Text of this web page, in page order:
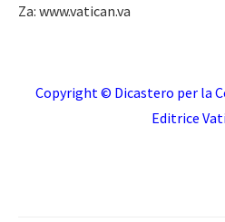
Za: www.vatican.va
Copyright © Dicastero per la
Editrice